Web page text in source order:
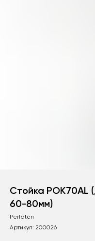
Стойка РОК70AL
60-80мм)
Perfaten
Артикул: 200026